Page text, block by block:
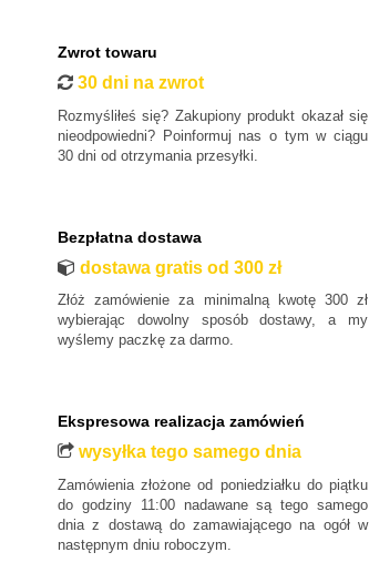
Jaguar
Jeep
MAN
Maxus
Nissan
Opel
Zwrot towaru
30 dni na zwrot
Rozmyśliłeś się? Zakupiony produkt okazał się
nieodpowiedni? Poinformuj nas o tym w ciągu
30 dni od otrzymania przesyłki.
Bezpłatna dostawa
dostawa gratis od 300 zł
Złóż zamówienie za minimalną kwotę 300 zł
wybierając dowolny sposób dostawy, a my
wyślemy paczkę za darmo.
Ekspresowa realizacja zamówień
wysyłka tego samego dnia
Zamówienia złożone od poniedziałku do piątku
do godziny 11:00 nadawane są tego samego
dnia z dostawą do zamawiającego na ogół w
następnym dniu roboczym.